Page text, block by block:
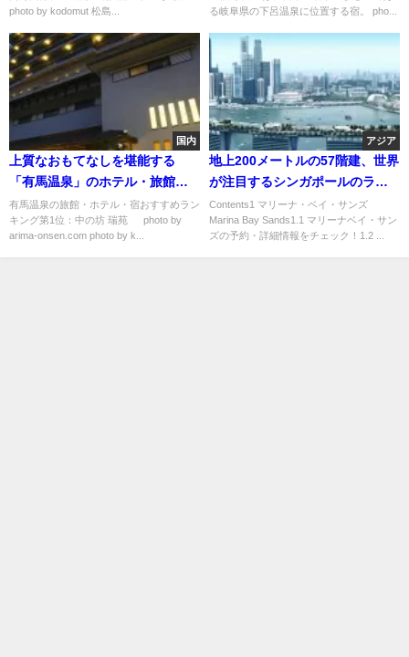
photo by kodomut 松島...
る岐阜県の下呂温泉に位置する宿。 pho...
国内
上質なおもてなしを堪能する
「有馬温泉」のホテル・旅館宿
おすすめランキング
有馬温泉の旅館・ホテル・宿おすすめラン
キング第1位：中の坊 瑞苑 photo by
arima-onsen.com photo by k...
アジア
地上200メートルの57階建、世界
が注目するシンガポールのラン
ドマーク「マリーナ・ベイ・サ
ンズ」
Contents1 マリーナ・ベイ・サンズ
Marina Bay Sands1.1 マリーナベイ・サン
ズの予約・詳細情報をチェック！1.2 ...